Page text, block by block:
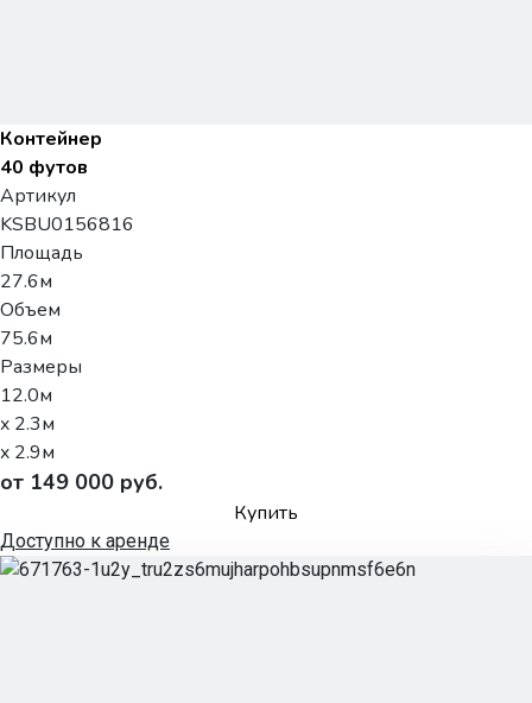
Контейнер
40 футов
Артикул
KSBU0156816
Площадь
27.6м
Объем
75.6м
Размеры
12.0м
x 2.3м
x 2.9м
от 149 000 руб.
Купить
Доступно к аренде